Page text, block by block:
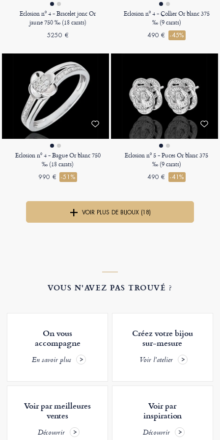
Eclosion nº 4 - Bracelet jonc Or
jaune 750 ‰ (18 carats)
5250 €
Eclosion nº 4 - Collier Or blanc 375
‰ (9 carats)
490 € -45%
Eclosion nº 4 - Bague Or blanc 750
‰ (18 carats)
990 € -51%
Eclosion nº 5 - Puces Or blanc 375
‰ (9 carats)
490 € -41%
VOIR PLUS DE BIJOUX (18)
VOUS N'AVEZ PAS TROUVÉ ?
On vous
accompagne
En savoir plus
Créez votre bijou
sur-mesure
Voir l'atelier
Voir par meilleures
ventes
Découvrir
Voir par
inspiration
Découvrir